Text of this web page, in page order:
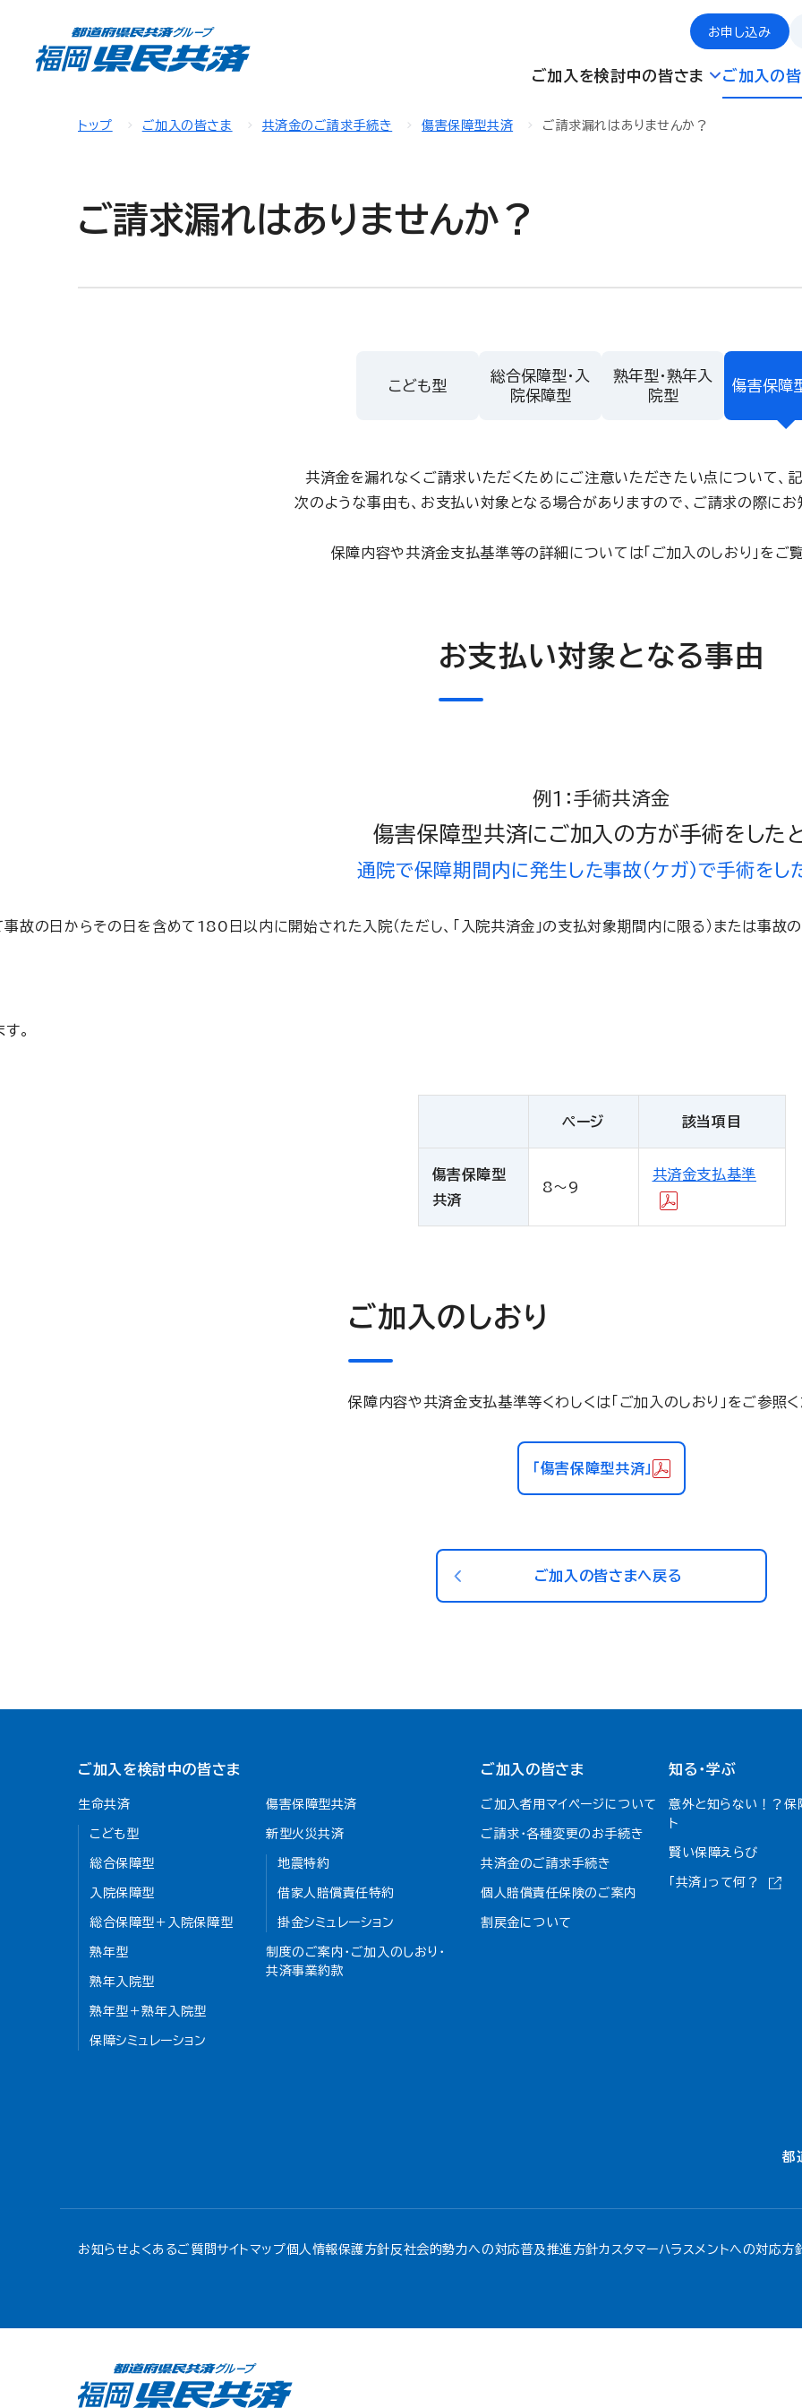
お申し込み
ご加入を検討中の皆さま ご加入の
トップ ご加入の皆さま 共済金のご請求手続き 傷害保障型共済 ご請求漏れはありませんか？
ご請求漏れはありませんか？
こども型
総合保障型・入
院保障型
熟年型・熟年入
院型
傷害保障
共済金を漏れなくご請求いただくためにご注意いただきたい点について、記
次のような事由も、お支払い対象となる場合がありますので、ご請求の際にお
保障内容や共済金支払基準等の詳細については「ご加入のしおり」をご
お支払い対象となる事由
例1：手術共済金
傷害保障型共済にご加入の方が手術をした
通院で保障期間内に発生した事故（ケガ）で手術をし
の日からその日を含めて180日以内に開始された入院（ただし、「入院共済金」の支払対象期間内に限る）または事
。
ページ 該当項目
傷害保障型
共済
8～9
共済金支払基準
ご加入のしおり
保障内容や共済金支払基準等くわしくは「ご加入のしおり」をご参照く
「傷害保障型共済」
ご加入の皆さまへ戻る
ご加入を検討中の皆さま
生命共済
こども型
総合保障型
入院保障型
総合保障型＋入院保障型
熟年型
熟年入院型
熟年型＋熟年入院型
保障シミュレーション
傷害保障型共済
新型火災共済
地震特約
借家人賠償責任特約
掛金シミュレーション
制度のご案内・ご加入のしおり・
共済事業約款
ご加入の皆さま
ご加入者用マイページについて
ご請求・各種変更のお手続き
共済金のご請求手続き
個人賠償責任保険のご案内
割戻金について​
知る・学ぶ
意外と知らない！？保
ト
賢い保障えらび
「共済」って何？
都
お知らせよくあるご質問サイトマップ個人情報保護方針反社会的勢力への対応普及推進方針カスタマーハラスメントへの対応方